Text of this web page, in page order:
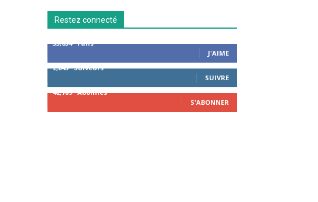
Restez connecté
53,654
Fans
J'AIME
2,043 Suiveurs
SUIVRE
42,789 Abonnés
S'ABONNER